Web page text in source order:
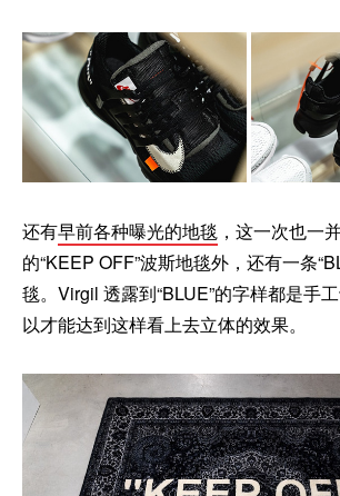
还有早前各种曝光的地毯 ，这一次也一
的“KEEP OFF”波斯地毯外，还有一条
毯。Virgil 透露到“BLUE”的字样都是手
以才能达到这样看上去立体的效果。